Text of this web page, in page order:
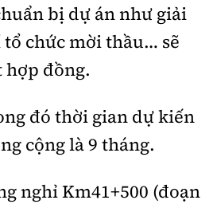
bị dự án như giải
chức mời thầu… sẽ
hợp đồng.
đó thời gian dự kiến
cộng là 9 tháng.
nghỉ Km41+500 (đoạn